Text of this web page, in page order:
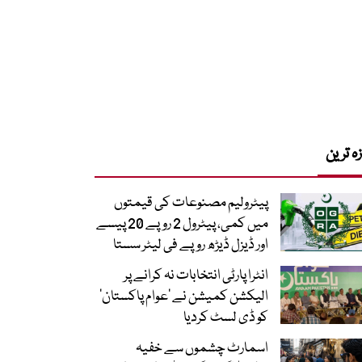
ترین
پیٹرولیم مصنوعات کی قیمتوں
میں کمی، پیٹرول 2 روپے 20 پیسے
اور ڈیزل ڈیڑھ روپے فی لیٹر سستا
انٹرا پارٹی انتخابات نہ کرانے پر
الیکشن کمیشن نے ’عوام پاکستان‘
کو ڈی لسٹ کردیا
اسمارٹ چشموں سے خفیہ